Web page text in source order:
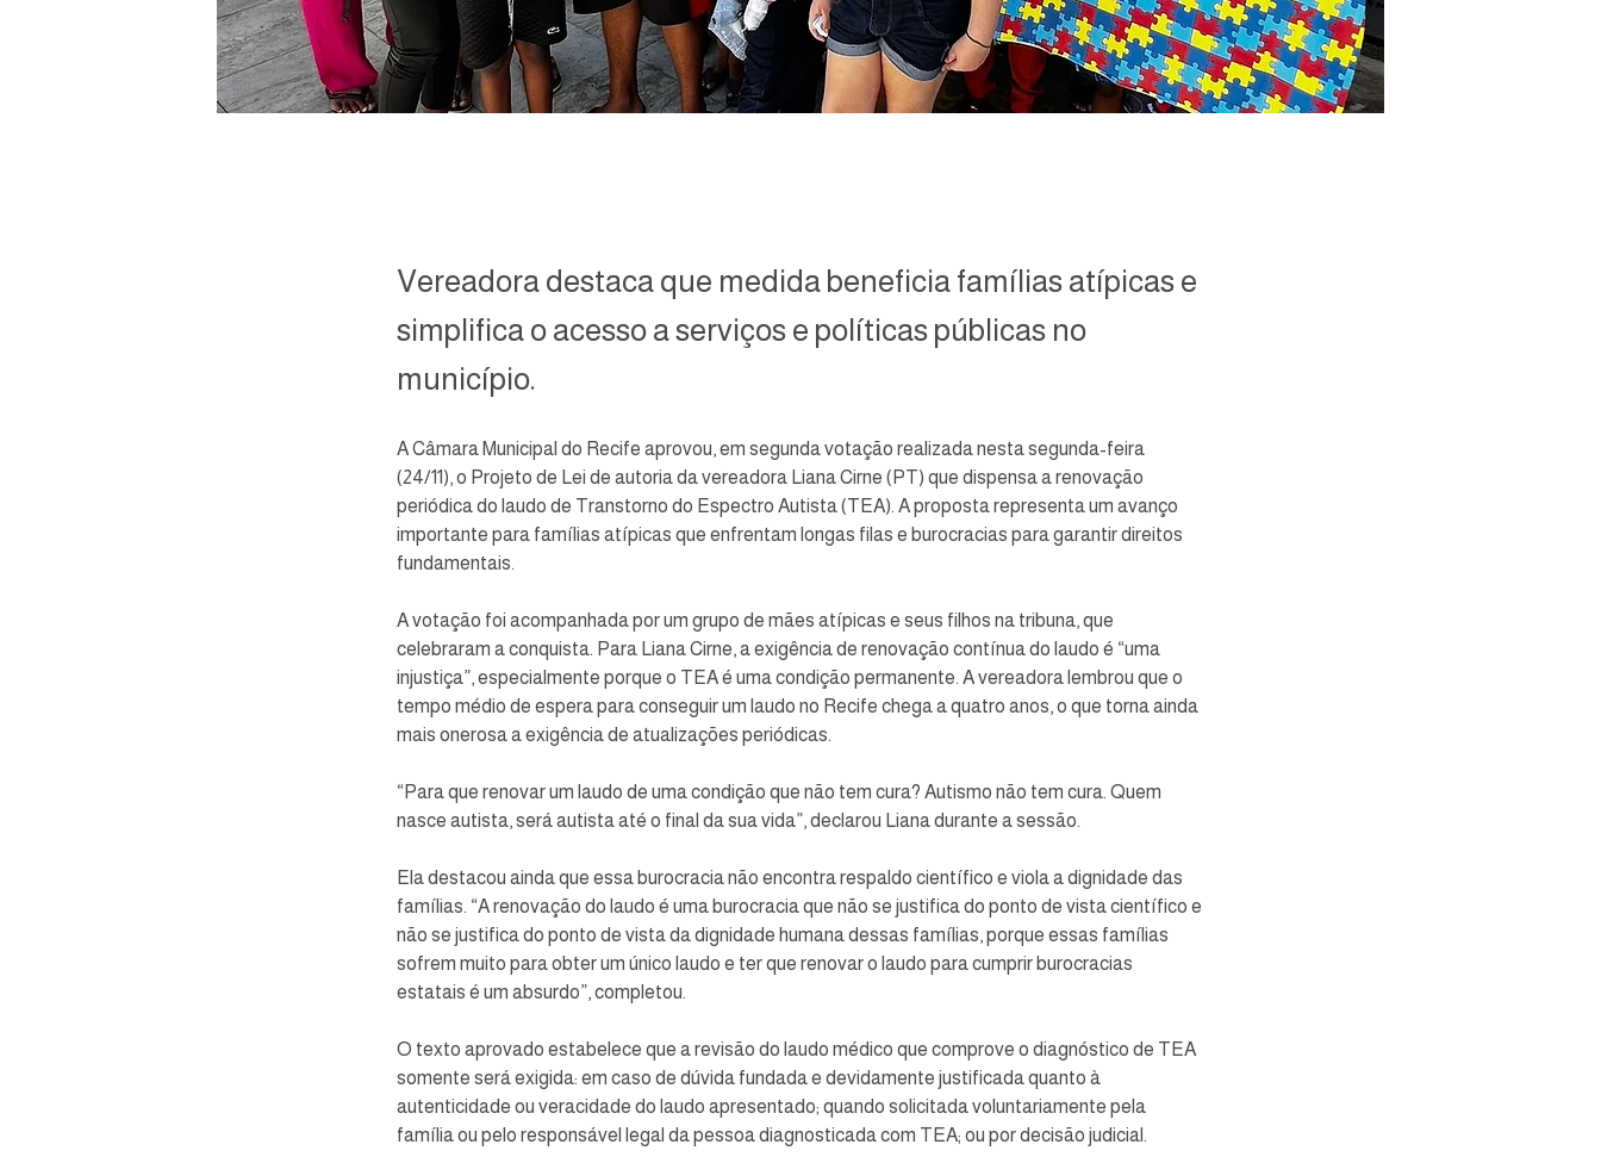
Vereadora destaca que medida beneficia famílias atípicas e
simplifica o acesso a serviços e políticas públicas no
município.
A Câmara Municipal do Recife aprovou, em segunda votação realizada nesta segunda-feira
(24/11), o Projeto de Lei de autoria da vereadora Liana Cirne (PT) que dispensa a renovação
periódica do laudo de Transtorno do Espectro Autista (TEA). A proposta representa um avanço
importante para famílias atípicas que enfrentam longas filas e burocracias para garantir direitos
fundamentais.
A votação foi acompanhada por um grupo de mães atípicas e seus filhos na tribuna, que
celebraram a conquista. Para Liana Cirne, a exigência de renovação contínua do laudo é “uma
injustiça”, especialmente porque o TEA é uma condição permanente. A vereadora lembrou que o
tempo médio de espera para conseguir um laudo no Recife chega a quatro anos, o que torna ainda
mais onerosa a exigência de atualizações periódicas.
“Para que renovar um laudo de uma condição que não tem cura? Autismo não tem cura. Quem
nasce autista, será autista até o final da sua vida”, declarou Liana durante a sessão.
Ela destacou ainda que essa burocracia não encontra respaldo científico e viola a dignidade das
famílias. “A renovação do laudo é uma burocracia que não se justifica do ponto de vista científico e
não se justifica do ponto de vista da dignidade humana dessas famílias, porque essas famílias
sofrem muito para obter um único laudo e ter que renovar o laudo para cumprir burocracias
estatais é um absurdo”, completou.
O texto aprovado estabelece que a revisão do laudo médico que comprove o diagnóstico de TEA
somente será exigida: em caso de dúvida fundada e devidamente justificada quanto à
autenticidade ou veracidade do laudo apresentado; quando solicitada voluntariamente pela
família ou pelo responsável legal da pessoa diagnosticada com TEA; ou por decisão judicial.